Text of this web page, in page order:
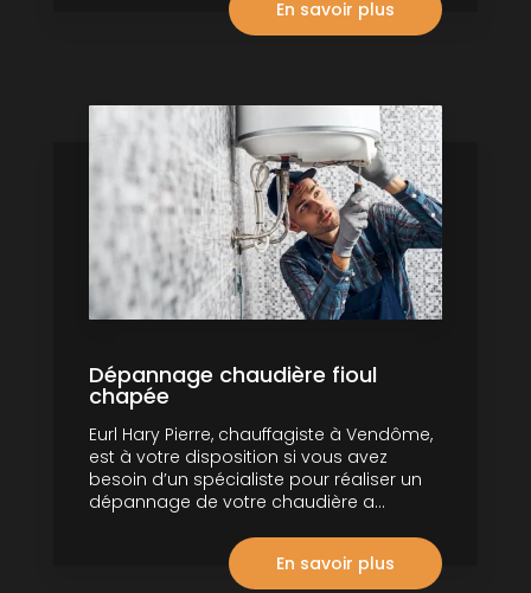
En savoir plus
Dépannage chaudière fioul
chapée
Eurl Hary Pierre, chauffagiste à Vendôme,
est à votre disposition si vous avez
besoin d’un spécialiste pour réaliser un
dépannage de votre chaudière a...
En savoir plus